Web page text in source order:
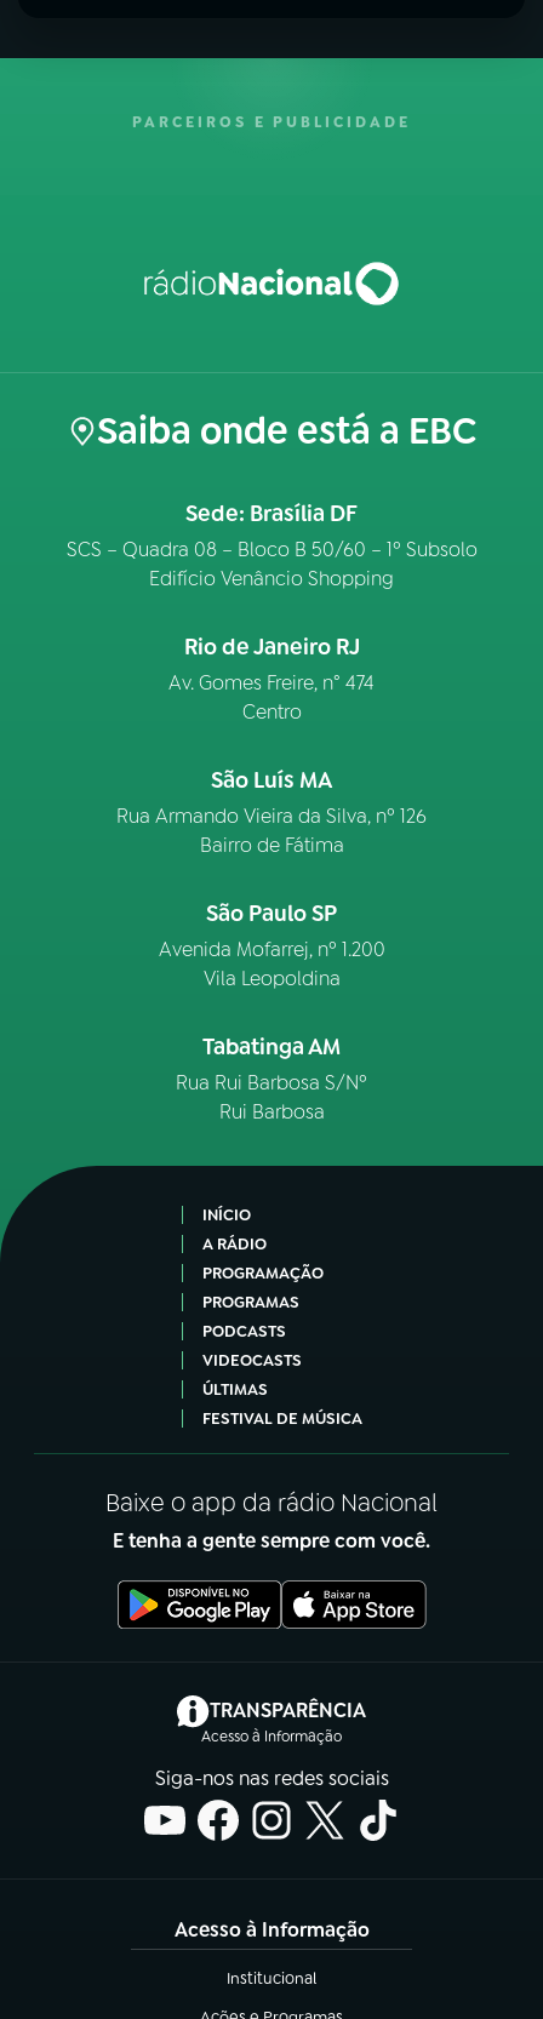
PARCEIROS E PUBLICIDADE
Saiba onde está a EBC
Sede: Brasília DF
SCS – Quadra 08 – Bloco B 50/60 – 1º Subsolo
Edifício Venâncio Shopping
Rio de Janeiro RJ
Av. Gomes Freire, n° 474
Centro
São Luís MA
Rua Armando Vieira da Silva, nº 126
Bairro de Fátima
São Paulo SP
Avenida Mofarrej, nº 1.200
Vila Leopoldina
Tabatinga AM
Rua Rui Barbosa S/Nº
Rui Barbosa
INÍCIO
A RÁDIO
PROGRAMAÇÃO
PROGRAMAS
PODCASTS
VIDEOCASTS
ÚLTIMAS
FESTIVAL DE MÚSICA
Baixe o app da rádio Nacional
E tenha a gente sempre com você.
TRANSPARÊNCIA
Acesso à Informação
(abre em nova aba)
Siga-nos nas redes sociais
Acesso à Informação
Institucional
(abre em nova aba)